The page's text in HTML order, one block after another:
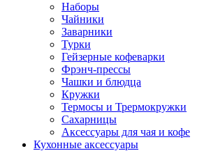
Наборы
Чайники
Заварники
Турки
Гейзерные кофеварки
Фрэнч-прессы
Чашки и блюдца
Кружки
Термосы и Трермокружки
Сахарницы
Аксессуары для чая и кофе
Кухонные аксессуары